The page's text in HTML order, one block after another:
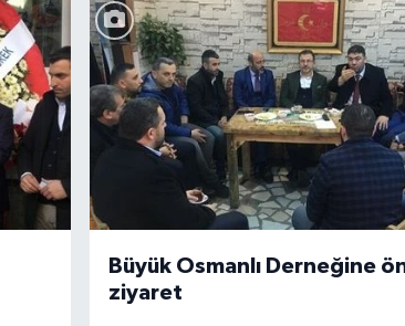
Büyük Osmanlı Derneğine
ziyaret